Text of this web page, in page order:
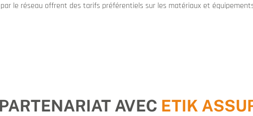
par le réseau offrent des tarifs préférentiels sur les matériaux et
AVEC ETIK